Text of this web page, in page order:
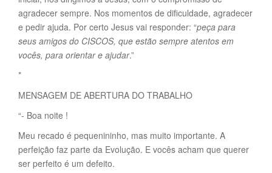
agradecer sempre. Nos momentos de dificuldade, agradecer
e pedir ajuda. Por certo Jesus vai responder: “peça para
seus amigos do CISCOS, que estão sempre atentos em
vocês, para orientar e ajudar.”
*
MENSAGEM DE ABERTURA DO TRABALHO
“- Boa noite !
Meu recado é pequenininho, mas muito importante. A
perfeição faz parte da Evolução. E vocês acham que querer
ser perfeito é um defeito.